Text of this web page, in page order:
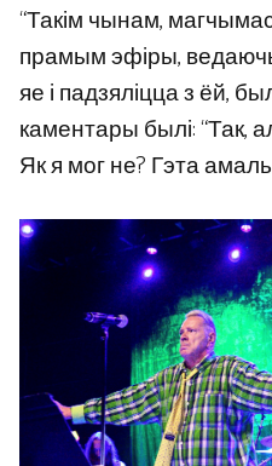
“Такім чынам,
прамым эфіры,
яе і падзяліцца з ёй,
каментары былі: “Так,
Як я мог не? Гэта